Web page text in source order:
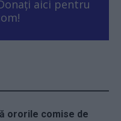
aici pentru
ororile comise de